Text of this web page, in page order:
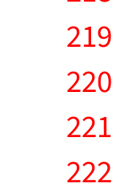
219
220
221
222